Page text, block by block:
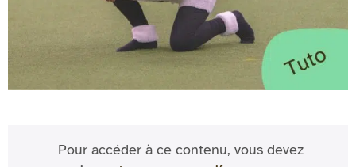
Pour accéder à ce contenu, vous devez